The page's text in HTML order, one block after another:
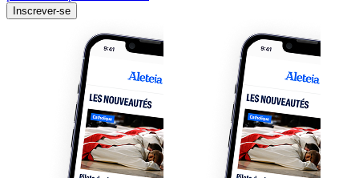
Inscrever-se